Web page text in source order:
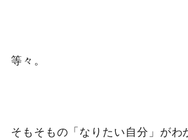
等々。
そもそもの「なりたい自分」がわ